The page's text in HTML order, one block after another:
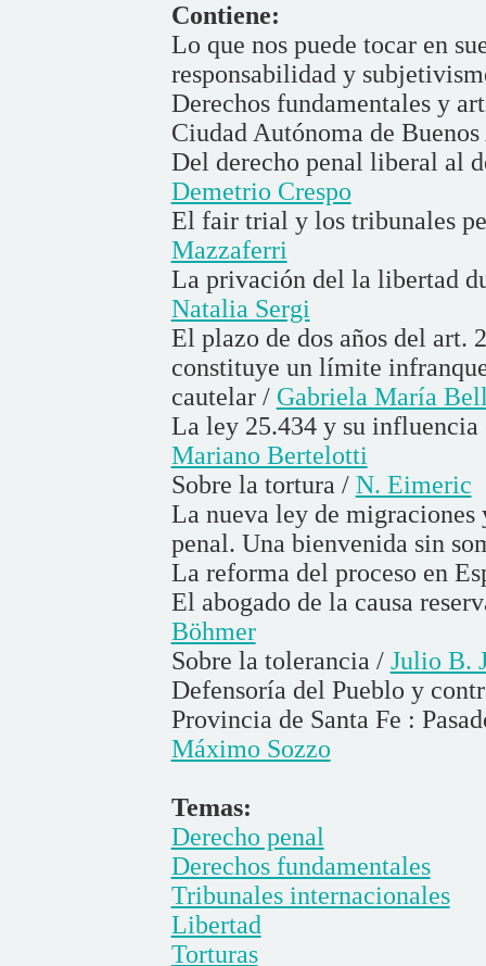
Contiene:
Lo que nos puede tocar en
responsabilidad y
Derechos fundamentales y
Ciudad Autónoma de
Del derecho penal liberal al
Demetrio Crespo
El fair trial y los tribunales
Mazzaferri
La privación del la libertad
Natalia Sergi
El plazo de dos años del art.
constituye un límite
cautelar / Gabriela María
La ley 25.434 y su influencia
Mariano Bertelotti
Sobre la tortura / N. Eimeric
La nueva ley de migraciones
penal. Una bienvenida sin
La reforma del proceso en
El abogado de la causa
Böhmer
Sobre la tolerancia / Julio B.
Defensoría del Pueblo y
Provincia de Santa Fe :
Máximo Sozzo
Temas:
Derecho penal
Derechos fundamentales
Tribunales internacionales
Libertad
Torturas